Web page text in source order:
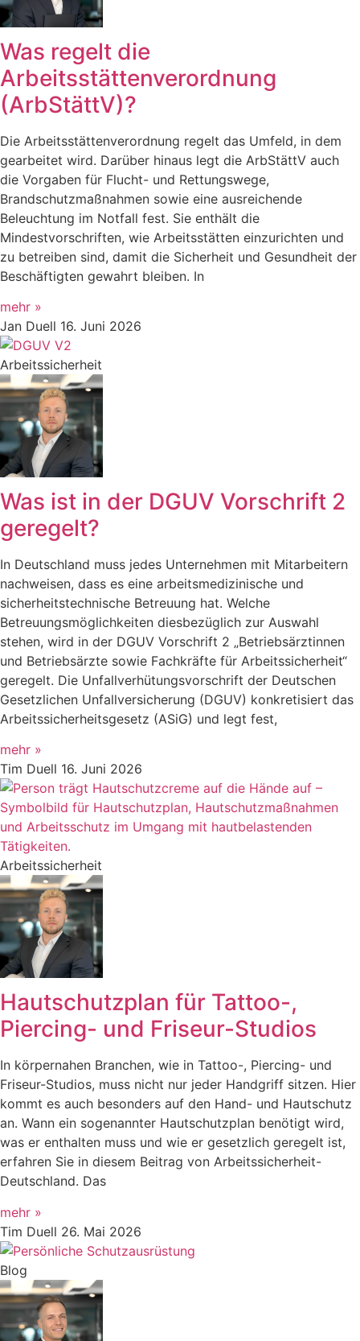
Was regelt die
Arbeitsstättenverordnung
(ArbStättV)?
Die Arbeitsstättenverordnung regelt das Umfeld, in dem
gearbeitet wird. Darüber hinaus legt die ArbStättV auch
die Vorgaben für Flucht- und Rettungswege,
Brandschutzmaßnahmen sowie eine ausreichende
Beleuchtung im Notfall fest. Sie enthält die
Mindestvorschriften, wie Arbeitsstätten einzurichten und
zu betreiben sind, damit die Sicherheit und Gesundheit der
Beschäftigten gewahrt bleiben. In
mehr »
Jan Duell 16. Juni 2026
Arbeitssicherheit
Was ist in der DGUV Vorschrift 2
geregelt?
In Deutschland muss jedes Unternehmen mit Mitarbeitern
nachweisen, dass es eine arbeitsmedizinische und
sicherheitstechnische Betreuung hat. Welche
Betreuungsmöglichkeiten diesbezüglich zur Auswahl
stehen, wird in der DGUV Vorschrift 2 „Betriebsärztinnen
und Betriebsärzte sowie Fachkräfte für Arbeitssicherheit“
geregelt. Die Unfallverhütungsvorschrift der Deutschen
Gesetzlichen Unfallversicherung (DGUV) konkretisiert das
Arbeitssicherheitsgesetz (ASiG) und legt fest,
mehr »
Tim Duell 16. Juni 2026
Arbeitssicherheit
Hautschutzplan für Tattoo-,
Piercing- und Friseur-Studios
In körpernahen Branchen, wie in Tattoo-, Piercing- und
Friseur-Studios, muss nicht nur jeder Handgriff sitzen. Hier
kommt es auch besonders auf den Hand- und Hautschutz
an. Wann ein sogenannter Hautschutzplan benötigt wird,
was er enthalten muss und wie er gesetzlich geregelt ist,
erfahren Sie in diesem Beitrag von Arbeitssicherheit-
Deutschland. Das
mehr »
Tim Duell 26. Mai 2026
Blog